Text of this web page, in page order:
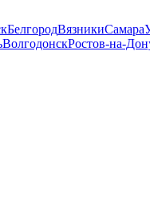
БелгородВязникиСамара
ВолгодонскРостов-на-